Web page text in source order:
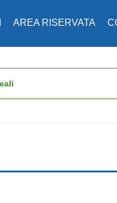
AREA RISERVATA